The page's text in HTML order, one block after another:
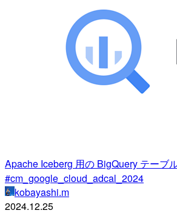
Apache Iceberg 用の BigQuery テーブ
#cm_google_cloud_adcal_2024
kobayashi.m
2024.12.25